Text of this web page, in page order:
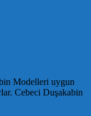
Modelleri uygun
Cebeci Duşakabin